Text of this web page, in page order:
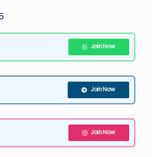
Join Now
Join Now
Join Now